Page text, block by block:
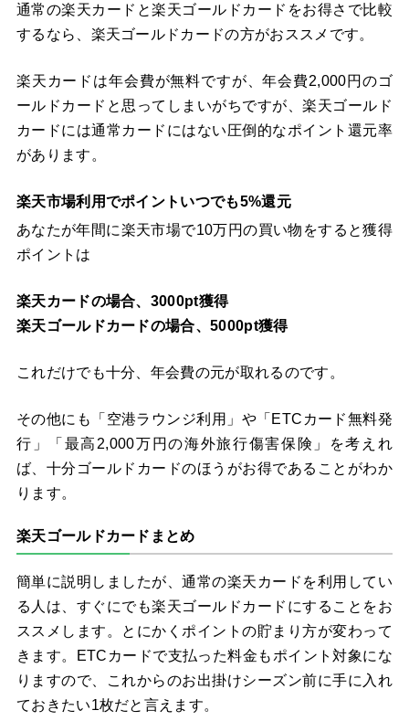
通常の楽天カードと楽天ゴールドカードをお得さで比較
するなら、楽天ゴールドカードの方がおススメです。
楽天カードは年会費が無料ですが、年会費2,000円のゴ
ールドカードと思ってしまいがちですが、楽天ゴールド
カードには通常カードにはない圧倒的なポイント還元率
があります。
楽天市場利用でポイントいつでも5%還元
あなたが年間に楽天市場で10万円の買い物をすると獲得
ポイントは
楽天カードの場合、3000pt獲得
楽天ゴールドカードの場合、5000pt獲得
これだけでも十分、年会費の元が取れるのです。
その他にも「空港ラウンジ利用」や「ETCカード無料発
行」「最高2,000万円の海外旅行傷害保険」を考えれ
ば、十分ゴールドカードのほうがお得であることがわか
ります。
楽天ゴールドカードまとめ
簡単に説明しましたが、通常の楽天カードを利用してい
る人は、すぐにでも楽天ゴールドカードにすることをお
ススメします。とにかくポイントの貯まり方が変わって
きます。ETCカードで支払った料金もポイント対象にな
りますので、これからのお出掛けシーズン前に手に入れ
ておきたい1枚だと言えます。